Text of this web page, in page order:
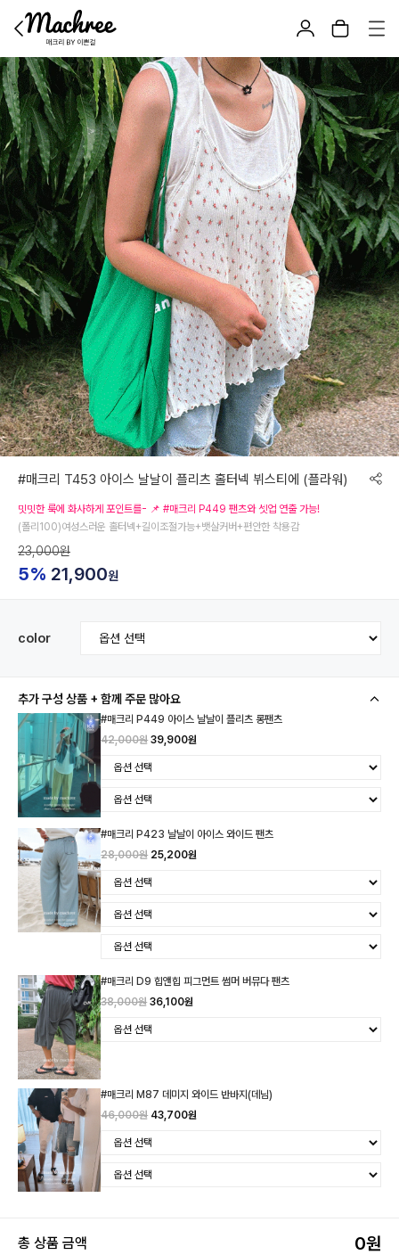
#매크리 T453 아이스 날날이 플리츠 홀터넥 뷔스티에 (플라워)
밋밋한 룩에 화사하게 포인트를- 📌 #매크리 P449 팬츠와 셋업 연출 가능!
(폴리100)여성스러운 홀터넥+길이조절가능+뱃살커버+편안한 착용감
23,000원
5% 21,900원
color
추가 구성 상품 + 함께 주문 많아요
#매크리 P449 아이스 날날이 플리츠 롱팬츠
42,000원 39,900원
#매크리 P423 날날이 아이스 와이드 팬츠
28,000원 25,200원
#매크리 D9 힙앤힙 피그먼트 썸머 버뮤다 팬츠
38,000원 36,100원
#매크리 M87 데미지 와이드 반바지(데님)
46,000원 43,700원
총 상품 금액 0원